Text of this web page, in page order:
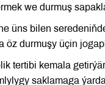
we durmuş
üns bilen
öz durmuşy üçin
tertibi kemala
saklamaga